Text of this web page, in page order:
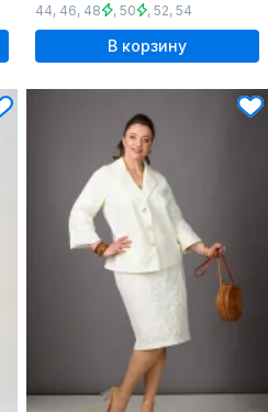
44, 46, 48 , 50 , 52, 54
В корзину